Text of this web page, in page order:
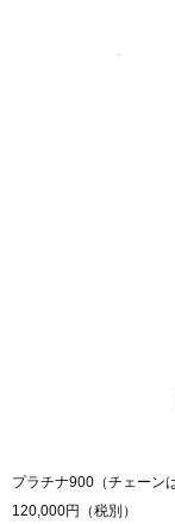
プラチナ900（チェーン
120,000円（税別）